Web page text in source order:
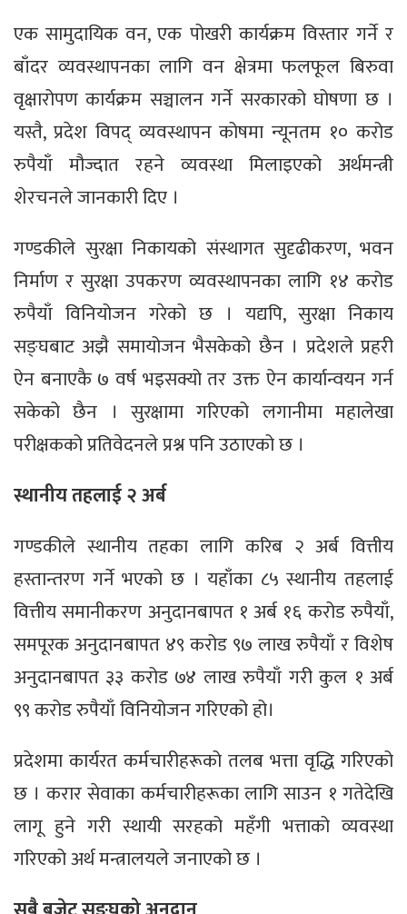
एक सामुदायिक वन, एक पोखरी कार्यक्रम विस्तार गर्ने र
बाँदर व्यवस्थापनका लागि वन क्षेत्रमा फलफूल बिरुवा
वृक्षारोपण कार्यक्रम सञ्चालन गर्ने सरकारको घोषणा छ ।
यस्तै, प्रदेश विपद् व्यवस्थापन कोषमा न्यूनतम १० करोड
रुपैयाँ मौज्दात रहने व्यवस्था मिलाइएको अर्थमन्त्री
शेरचनले जानकारी दिए ।
गण्डकीले सुरक्षा निकायको संस्थागत सुदृढीकरण, भवन
निर्माण र सुरक्षा उपकरण व्यवस्थापनका लागि १४ करोड
रुपैयाँ विनियोजन गरेको छ । यद्यपि, सुरक्षा निकाय
सङ्घबाट अझै समायोजन भैसकेको छैन । प्रदेशले प्रहरी
ऐन बनाएकै ७ वर्ष भइसक्यो तर उक्त ऐन कार्यान्वयन गर्न
सकेको छैन । सुरक्षामा गरिएको लगानीमा महालेखा
परीक्षकको प्रतिवेदनले प्रश्न पनि उठाएको छ ।
स्थानीय तहलाई २ अर्ब
गण्डकीले स्थानीय तहका लागि करिब २ अर्ब वित्तीय
हस्तान्तरण गर्ने भएको छ । यहाँका ८५ स्थानीय तहलाई
वित्तीय समानीकरण अनुदानबापत १ अर्ब १६ करोड रुपैयाँ,
समपूरक अनुदानबापत ४९ करोड ९७ लाख रुपैयाँ र विशेष
अनुदानबापत ३३ करोड ७४ लाख रुपैयाँ गरी कुल १ अर्ब
९९ करोड रुपैयाँ विनियोजन गरिएको हो।
प्रदेशमा कार्यरत कर्मचारीहरूको तलब भत्ता वृद्धि गरिएको
छ । करार सेवाका कर्मचारीहरूका लागि साउन १ गतेदेखि
लागू हुने गरी स्थायी सरहको महँगी भत्ताको व्यवस्था
गरिएको अर्थ मन्त्रालयले जनाएको छ ।